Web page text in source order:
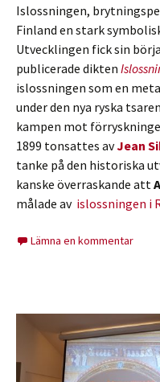
Islossningen,
Finland en stark
Utvecklingen fick sin
publicerade dikten
islossningen som en
under den nya ryska tsaren
kampen mot
1899 tonsattes avJean
tanke på den historiska
kanske överraskande att
målade av islossningen i
Lämna en kommentar